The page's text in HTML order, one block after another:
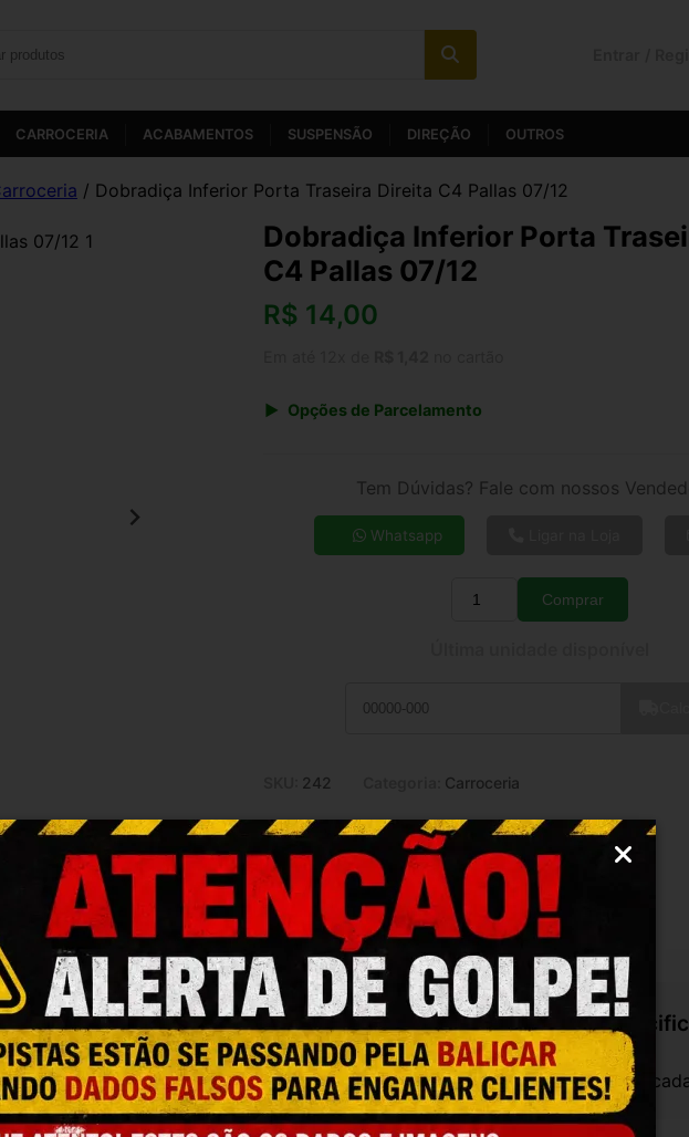
CARROCERIA ACABAMENTOS SUSPENSÃO DIREÇÃO OUTROS
/ Dobradiça Inferior Porta Traseira Direita C4 Pallas 07/12
Dobradiça Inferior Porta
C4 Pallas 07/12
R$ 14,00
Opções de Parcelamento
7x de R$ 2,29
9x de R$ 1,83
Tem Dúvidas? Fale com nossos
Whatsapp
Quantidade
Comprar
242 Carroceria
Sem especificações